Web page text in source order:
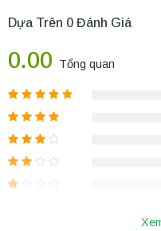
Câu hỏi thường gặp
CHÍNH HÃNG 100%?
Life Extension
Magie là một khoáng chất
ứng sinh hóa trong cơ thể,
nhịp tim cho đến xoa dịu hệ
Life Extension Magnesium
Dựa Trên 0 Đánh Giá
0.00 Tổng quan